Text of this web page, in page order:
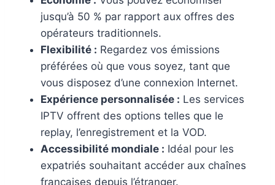
jusqu’à 50 % par rapport aux offres des
opérateurs traditionnels.
Flexibilité : Regardez vos émissions
préférées où que vous soyez, tant que
vous disposez d’une connexion Internet.
Expérience personnalisée : Les services
IPTV offrent des options telles que le
replay, l’enregistrement et la VOD.
Accessibilité mondiale : Idéal pour les
expatriés souhaitant accéder aux chaînes
françaises depuis l’étranger.